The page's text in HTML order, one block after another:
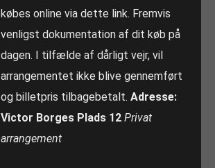
købes online via dette link. Fremvis
venligst dokumentation af dit køb på
dagen. I tilfælde af dårligt vejr, vil
arrangementet ikke blive gennemført
og billetpris tilbagebetalt.Adresse:
Victor Borges Plads 12 Privat
arrangement